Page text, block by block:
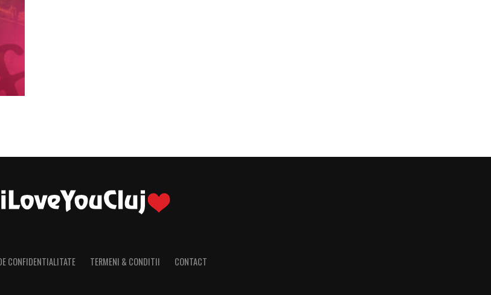
CONFIDENTIALITATE TERMENI & CONDITII CONTACT